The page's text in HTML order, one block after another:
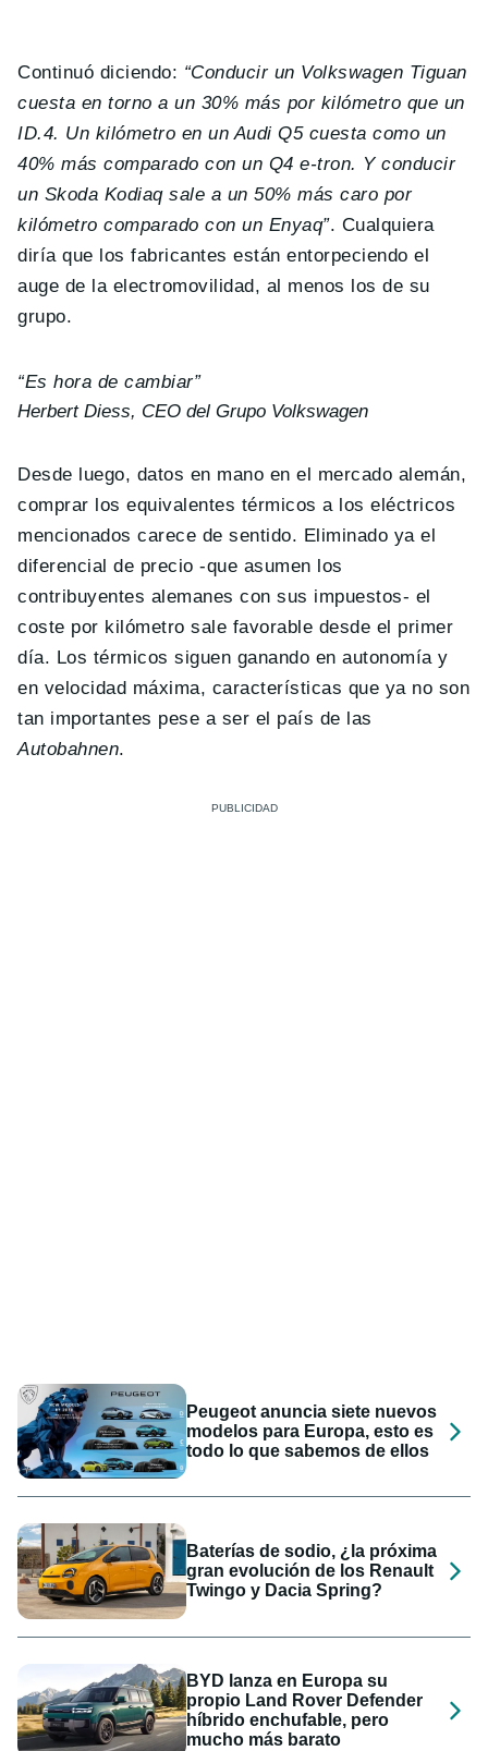
Continuó diciendo: “Conducir un Volkswagen Tiguan
cuesta en torno a un 30% más por kilómetro que un
ID.4. Un kilómetro en un Audi Q5 cuesta como un
40% más comparado con un Q4 e-tron. Y conducir
un Skoda Kodiaq sale a un 50% más caro por
kilómetro comparado con un Enyaq”. Cualquiera
diría que los fabricantes están entorpeciendo el
auge de la electromovilidad, al menos los de su
grupo.
“Es hora de cambiar”
Herbert Diess, CEO del Grupo Volkswagen
Desde luego, datos en mano en el mercado alemán,
comprar los equivalentes térmicos a los eléctricos
mencionados carece de sentido. Eliminado ya el
diferencial de precio -que asumen los
contribuyentes alemanes con sus impuestos- el
coste por kilómetro sale favorable desde el primer
día. Los térmicos siguen ganando en autonomía y
en velocidad máxima, características que ya no son
tan importantes pese a ser el país de las
Autobahnen.
Peugeot anuncia siete nuevos
modelos para Europa, esto es
todo lo que sabemos de ellos
Baterías de sodio, ¿la próxima
gran evolución de los Renault
Twingo y Dacia Spring?
BYD lanza en Europa su
propio Land Rover Defender
híbrido enchufable, pero
mucho más barato